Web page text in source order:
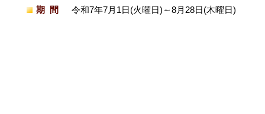
期間
令和7年7月1日(火曜日)～8月28日(木曜日)